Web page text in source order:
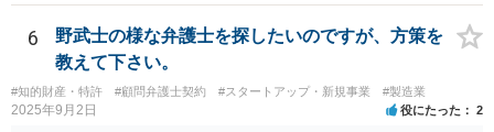
いった点は専門的な判断を要することが多く、第三者の専門家が入る
ことで交渉が整理されることもあります。 もっとも、株主が単に「会
社に買い取ってほしい」と希望しているだけでは、会社に当然の買取
義務が生じるわけではありません。非上場会社の株式に譲渡制限が付
されている場合には、会社法136条に基づき、第三者への株式譲渡につ
いて会社に承認を求める「譲渡承認請求」という手続との関係が問題
6
野武士の様な弁護士を探したいのですが、方策を
教えて下さい。
#知的財産・特許 #顧問弁護士契約 #スタートアップ・新規事業 #製造業
2025年9月2日 役にたった 2